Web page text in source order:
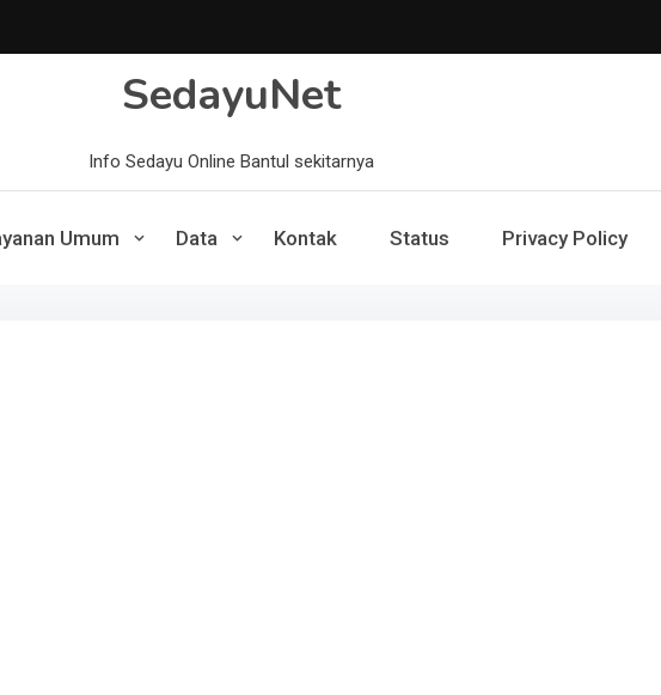
SedayuNet
Info Sedayu Online Bantul sekitarnya
Umum Data Kontak Status Privacy Policy